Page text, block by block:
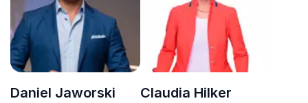
Daniel Jaworski Claudia Hilker